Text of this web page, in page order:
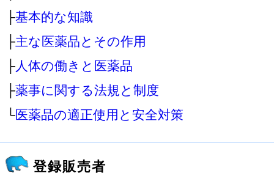
├基本的な知識
├主な医薬品とその作用
├人体の働きと医薬品
├薬事に関する法規と制度
└医薬品の適正使用と安全対策
登録販売者